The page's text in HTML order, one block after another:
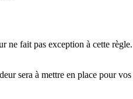
fait pas exception à cette
sera à mettre en place pour